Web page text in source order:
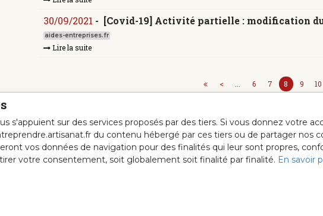
30/09/2021 - [Covid-19] Activité partielle : modification
aides-entreprises.fr
Lire la suite
< 6 7 8 9 10
s'appuient sur des services proposés par des tiers. Si vous donnez votre
du contenu hébergé par ces tiers ou de partager nos
vos données de navigation pour des finalités qui leur sont propres,
votre consentement, soit globalement soit finalité par finalité. En savoir